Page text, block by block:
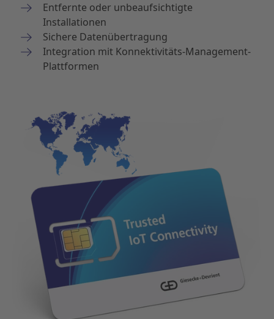
Entfernte oder unbeaufsichtigte
Installationen
Sichere Datenübertragung
Integration mit Konnektivitäts-Management-
Plattformen